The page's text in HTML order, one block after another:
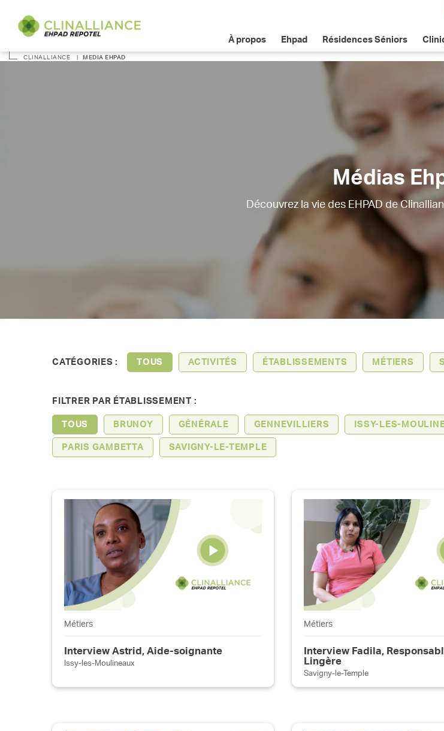
À propos Ehpad Résidences Séniors
CLINALLIANCE MEDIA EHPAD
Médias
Découvrez la vie des EHPAD de
CATÉGORIES : TOUS ACTIVITÉS ÉTABLISSEMENTS MÉTIERS
FILTRER PAR ÉTABLISSEMENT :
TOUS BRUNOY GÉNÉRALE GENNEVILLIERS ISSY-LES-
PARIS GAMBETTA SAVIGNY-LE-TEMPLE
Métiers
Interview Astrid, Aide-soignante
Issy-les-Moulineaux
Métiers
Interview Fadila,
Lingère
Savigny-le-Temple